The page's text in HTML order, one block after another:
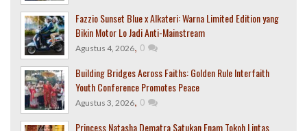
Fazzio Sunset Blue x Alkateri: Warna Limited Edition yang
Bikin Motor Lo Jadi Anti-Mainstream
Agustus 4, 2026, 0
Building Bridges Across Faiths: Golden Rule Interfaith
Youth Conference Promotes Peace
Agustus 3, 2026, 0
Princess Natasha Dematra Satukan Enam Tokoh Lintas